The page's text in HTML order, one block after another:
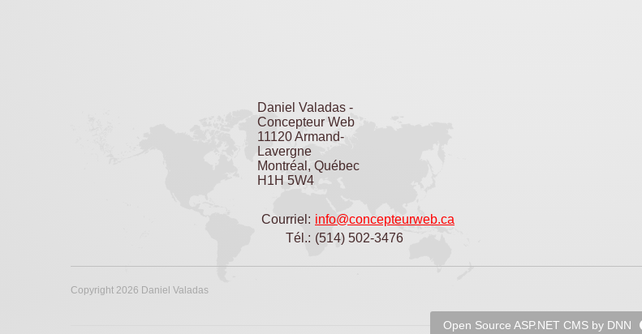
Daniel Valadas -
Concepteur Web
11120 Armand-
Lavergne
Montréal, Québec
H1H 5W4
Courriel: info@concepteurweb.ca
Tél.: (514) 502-3476
Copyright 2026 Daniel Valadas
Open Source ASP.NET CMS by DNN